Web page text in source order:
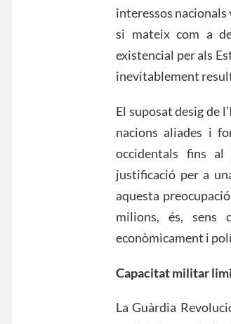
interessos nacionals
si mateix com a
existencial per als
inevitablement
El suposat desig de
nacions aliades i
occidentals fins
justificació per a
aquesta
milions, és, sens
econòmicament i
Capacitat militar
La Guàrdia